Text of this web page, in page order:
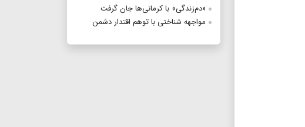
«دم‌زندگی» با کرمانی‌ها جان گرفت
مواجهه شناختی با توهم اقتدار دشمن